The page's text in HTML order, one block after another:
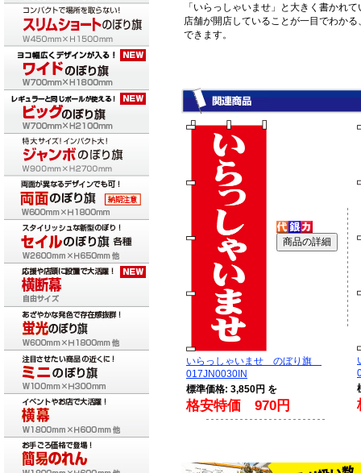
「いらっしゃいませ」と大きく書かれ
店舗が開店していることが一目でわか
できます。
いらっしゃいませ のぼり旗
017JN0030IN
標準価格: 3,850円 を
格安特価 970円